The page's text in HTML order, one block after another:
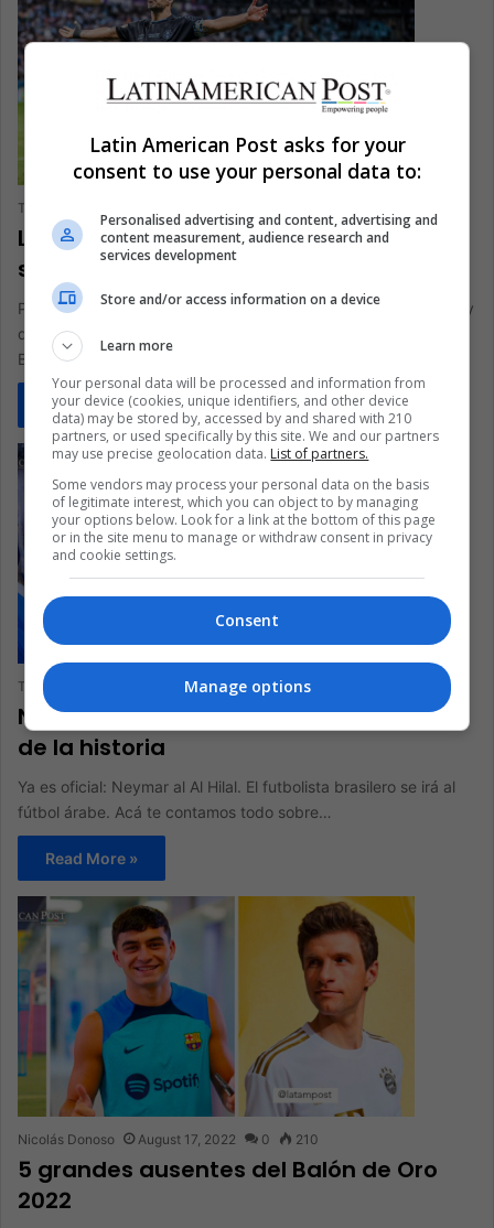
The Latin American Post Staff
Luis Suárez maravilla a Brasil: “Merece
ser coronado con la Liga”
Palmeiras toma la delantera en una liga de fútbol brasileña muy
disputada, con Botafogo, Grêmio y el contendiente sorpresa
Bragantino…
Read More »
The Latin American Post Staff August 16, 2023
Neymar al Al Hilal: el traspaso más caro
de la historia
Ya es oficial: Neymar al Al Hilal. El futbolista brasilero se irá al
fútbol árabe. Acá te contamos todo sobre…
Read More »
Nicolás Donoso August 17, 2022 0 210
5 grandes ausentes del Balón de Oro
2022
Latin American Post asks for your
consent to use your personal data to:
Personalised advertising and content, advertising and
content measurement, audience research and
services development
Store and/or access information on a device
Learn more
Your personal data will be processed and information from
your device (cookies, unique identifiers, and other device
data) may be stored by, accessed by and shared with 210
partners, or used specifically by this site. We and our partners
may use precise geolocation data. List of partners.
Some vendors may process your personal data on the basis
of legitimate interest, which you can object to by managing
your options below. Look for a link at the bottom of this page
or in the site menu to manage or withdraw consent in privacy
and cookie settings.
Consent
Manage options